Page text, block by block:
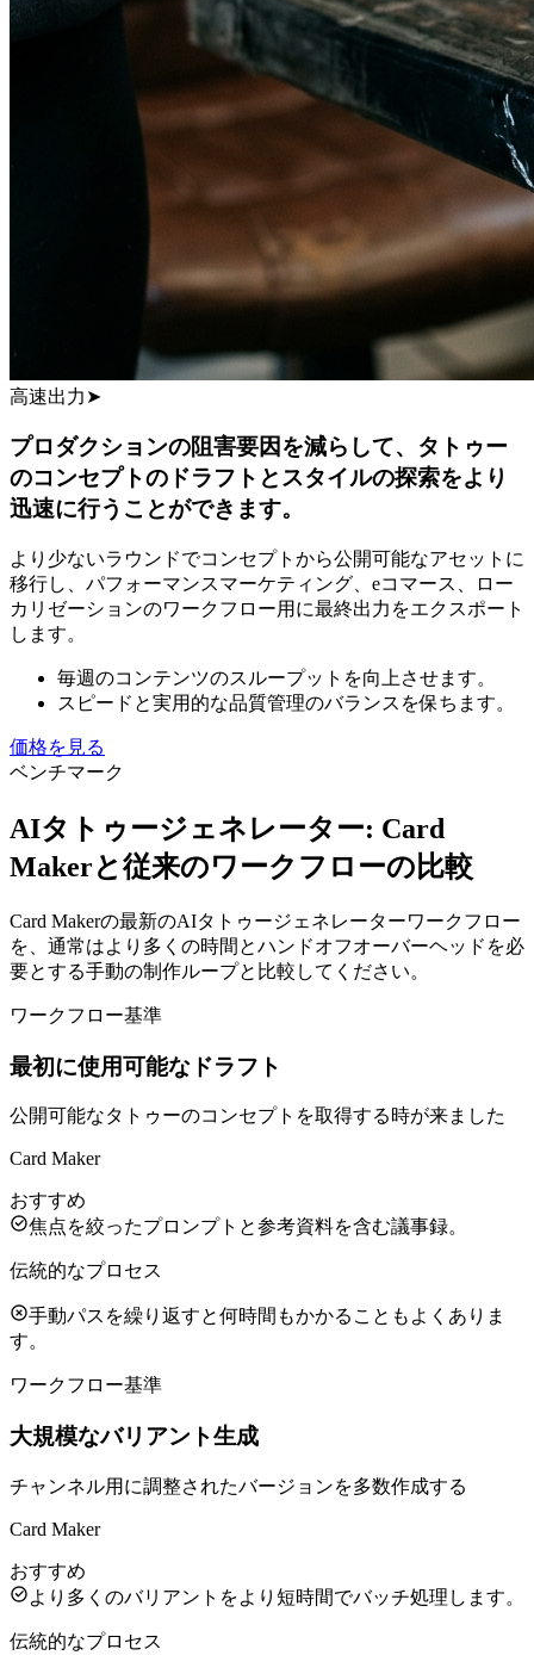
高速出力 ➤
プロダクションの阻害要因を減らして、タトゥー
のコンセプトのドラフトとスタイルの探索をより
迅速に行うことができます。
より少ないラウンドでコンセプトから公開可能なアセットに
移行し、パフォーマンスマーケティング、eコマース、ロー
カリゼーションのワークフロー用に最終出力をエクスポート
します。
毎週のコンテンツのスループットを向上させます。
スピードと実用的な品質管理のバランスを保ちます。
価格を見る
ベンチマーク
AIタトゥージェネレーター: Card
Makerと従来のワークフローの比較
Card Makerの最新のAIタトゥージェネレーターワークフロー
を、通常はより多くの時間とハンドオフオーバーヘッドを必
要とする手動の制作ループと比較してください。
ワークフロー基準
最初に使用可能なドラフト
公開可能なタトゥーのコンセプトを取得する時が来ました
Card Maker
おすすめ
焦点を絞ったプロンプトと参考資料を含む議事録。
伝統的なプロセス
手動パスを繰り返すと何時間もかかることもよくありま
す。
ワークフロー基準
大規模なバリアント生成
チャンネル用に調整されたバージョンを多数作成する
Card Maker
おすすめ
より多くのバリアントをより短時間でバッチ処理します。
伝統的なプロセス